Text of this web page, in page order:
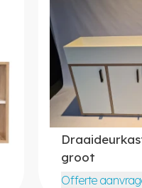
groot
Offerte